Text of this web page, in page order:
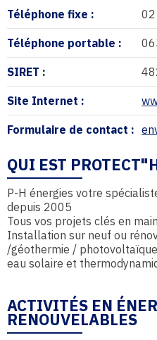
Téléphone fixe :
Téléphone portable :
SIRET :
Site Internet :
Formulaire de contact :
QUI EST
P-H énergies votre
depuis 2005
Tous vos projets clés en
Installation sur neuf ou
/géothermie /
eau solaire et
ACTIVITÉS EN
RENOUVELABLES